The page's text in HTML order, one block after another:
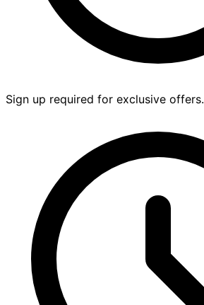
Sign up required for exclusive offers.